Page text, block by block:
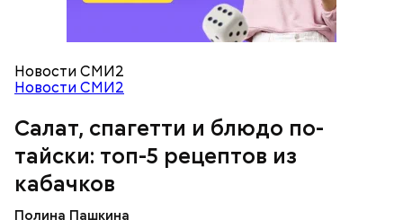
Новости СМИ2
Новости СМИ2
Салат, спагетти и блюдо по-
тайски: топ-5 рецептов из
кабачков
Полина Пашкина
оливковое масло;
Однако диетолог предупредила: не для всех дыня
может быть полезна. В первую очередь ее стоит
есть с осторожностью людям: